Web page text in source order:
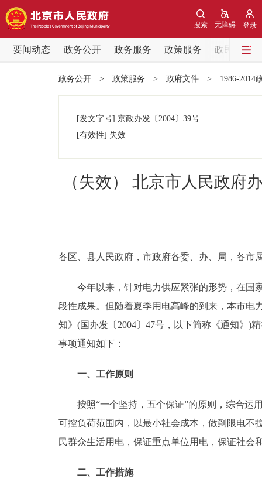
登录
无障碍
搜索
要闻动态 政务公开 政务服务 政策服务
政民互动
党中央精神
政务公开
政策兑现
决策公开
政务服务
中介服务
政务公开 > 政策服务 > 政府文件 > 1986-2014
[发文字号] 京政办发 〔2004〕 39号
[有效性] 失效
（失效） 北京市人民政府
各区、县人民政府，市政府各委、办、局，各市
今年以来，针对电力供应紧张的形势，在国家
段性成果。但随着夏季用电高峰的到来，本市电
知》(国办发〔2004〕47号，以下简称《通知》)
事项通知如下：
一、工作原则
按照“一个坚持，五个保证”的原则，综合运用
可控负荷范围内，以最小社会成本，做到限电不
民群众生活用电，保证重点单位用电，保证社会
二、工作措施